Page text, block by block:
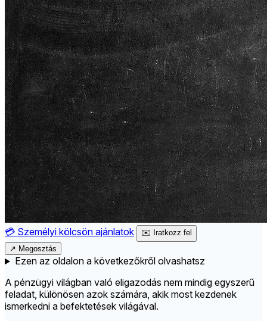
💳 Személyi kölcsön ajánlatok ✉️ Iratkozz fel
↗ Megosztás
Ezen az oldalon a következőkről olvashatsz
A pénzügyi világban való eligazodás nem mindig egyszerű
feladat, különösen azok számára, akik most kezdenek
ismerkedni a befektetések világával.